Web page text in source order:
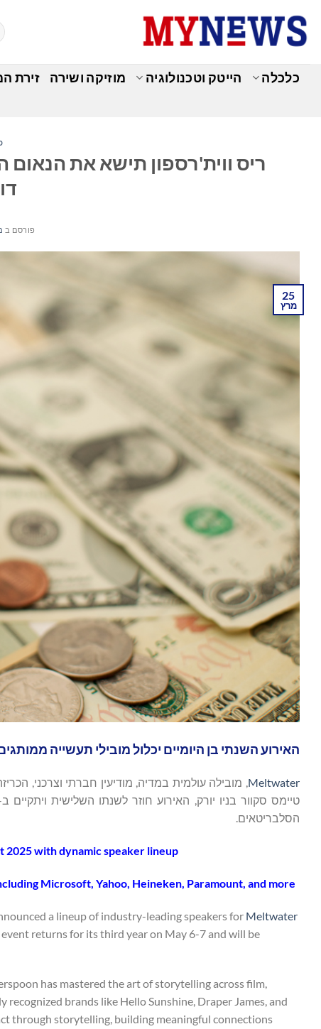
content
כלכלה הייטק וטכנולוגיה מוזיקה ושירה זירת
פורסם ב
25
מרץ
האירוע השנתי בן היומיים יכלול מובילי תעשייה
Meltwater, מובילה עולמית במדיה, מודיעין חברתי וצרכני,
הסלבריטאים.
with dynamic speaker lineup
Microsoft, Yahoo, Heineken, Paramount, and more
a lineup of industry-leading speakers for Meltwater
event returns for its third year on May 6-7 and will be
has mastered the art of storytelling across film,
brands like Hello Sunshine, Draper James, and
through storytelling, building meaningful connections